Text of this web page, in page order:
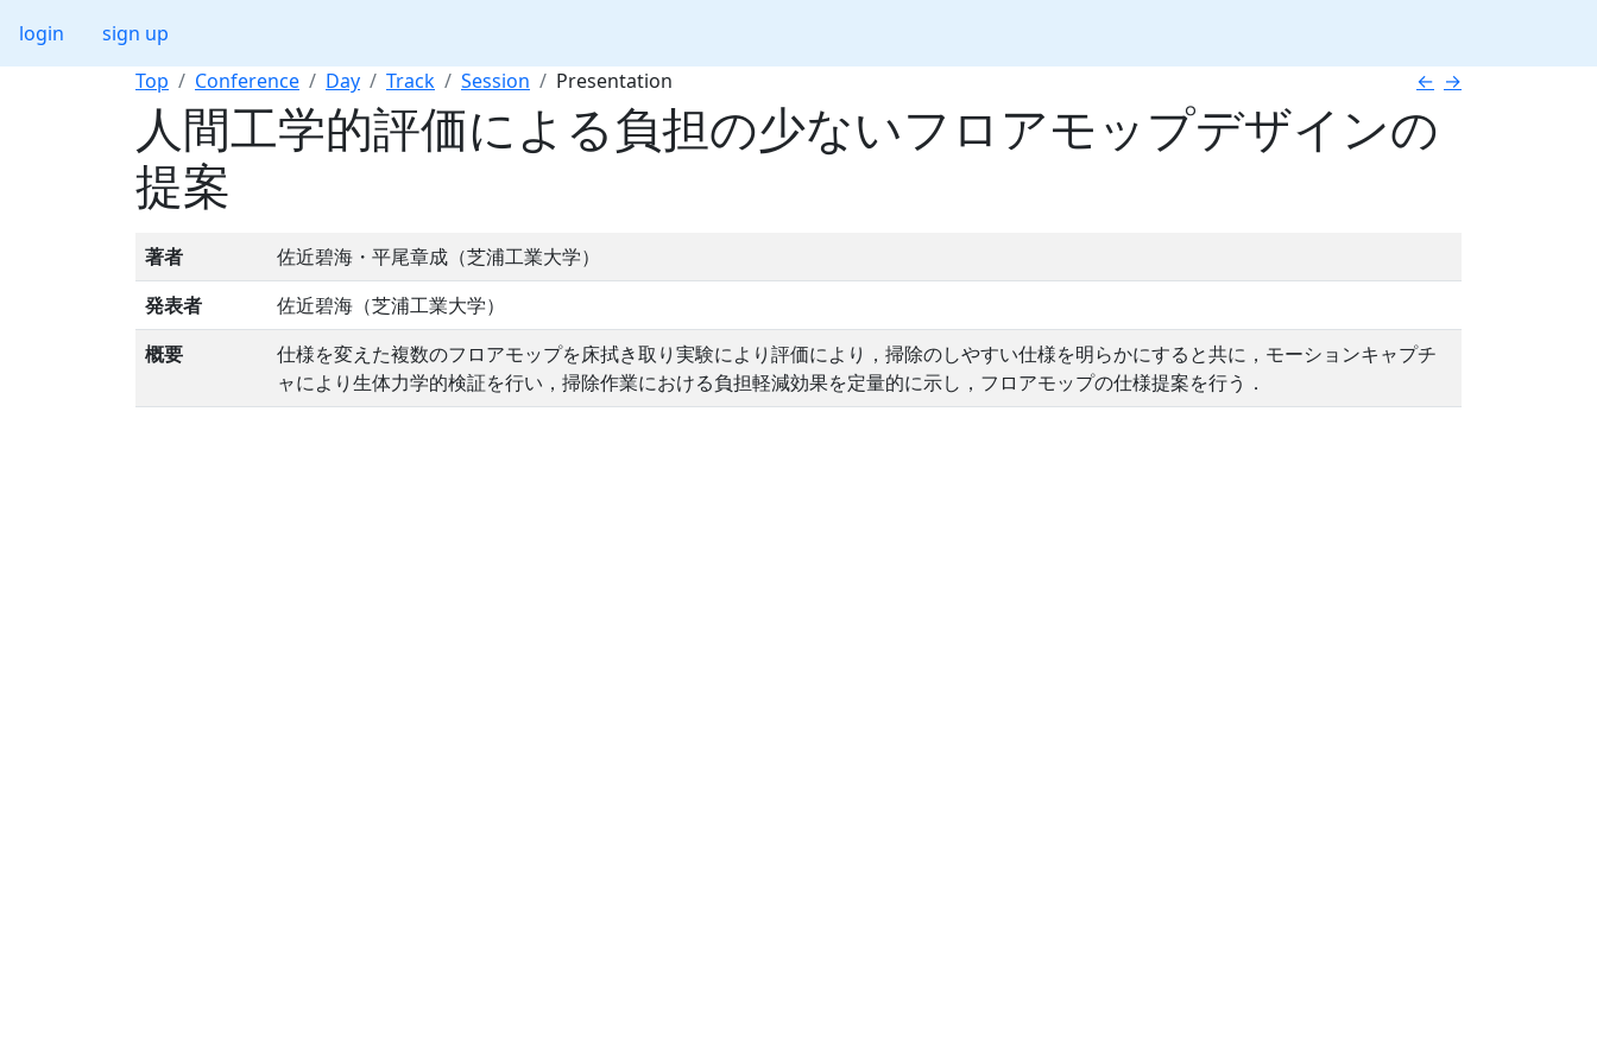
login
sign up
← →
Top Conference Day Track Session Presentation
人間工学的評価による負担の少ないフロアモップデザインの
提案
著者
佐近碧海・平尾章成（芝浦工業大学）
発表者
佐近碧海（芝浦工業大学）
概要
仕様を変えた複数のフロアモップを床拭き取り実験により評価により，掃除のしやすい仕様を明らかにすると共に，モーションキャプチ
ャにより生体力学的検証を行い，掃除作業における負担軽減効果を定量的に示し，フロアモップの仕様提案を行う．